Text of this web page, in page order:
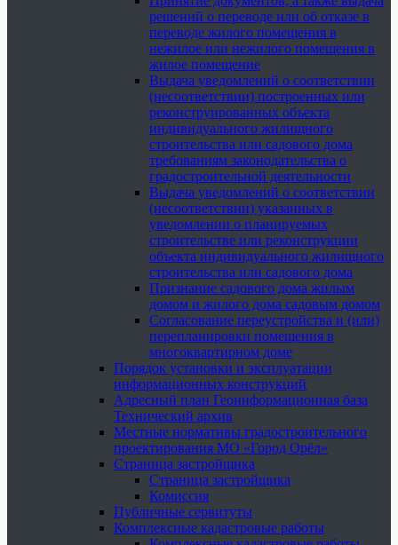
решений о переводе или об отказе в
переводе жилого помещения в
нежилое или нежилого помещения в
жилое помещение
Выдача уведомлений о соответствии
(несоответствии) построенных или
реконструированных объекта
индивидуального жилищного
строительства или садового дома
требованиям законодательства о
градостроительной деятельности
Выдача уведомлений о соответствии
(несоответствии) указанных в
уведомлении о планируемых
строительстве или реконструкции
объекта индивидуального жилищного
строительства или садового дома
Признание садового дома жилым
домом и жилого дома садовым домом
Согласование переустройства и (или)
перепланировки помещения в
многоквартирном доме
Порядок установки и эксплуатации
информационных конструкций
Адресный план Геоинформационная база
Технический архив
Местные нормативы градостроительного
проектирования МО «Город Орёл»
Страница застройщика
Страница застройщика
Комиссия
Публичные сервитуты
Комплексные кадастровые работы